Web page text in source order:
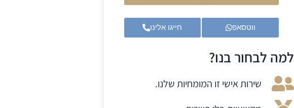
ווטסאפ חייגו אלינו
למה לבחור בנו?
שירות אישי זו המומחיות שלנו.